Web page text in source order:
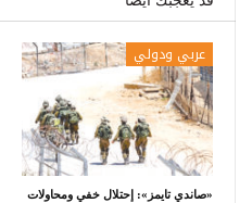
عربي ودولي
«صاندي تايمز»: إحتلال خفي ومحاولات